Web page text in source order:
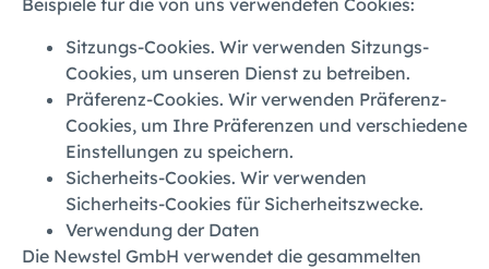
Beispiele für die von uns verwendeten Cookies:
Sitzungs-Cookies. Wir verwenden Sitzungs-
Cookies, um unseren Dienst zu betreiben.
Präferenz-Cookies. Wir verwenden Präferenz-
Cookies, um Ihre Präferenzen und verschiedene
Einstellungen zu speichern.
Sicherheits-Cookies. Wir verwenden
Sicherheits-Cookies für Sicherheitszwecke.
Verwendung der Daten
Die Newstel GmbH verwendet die gesammelten